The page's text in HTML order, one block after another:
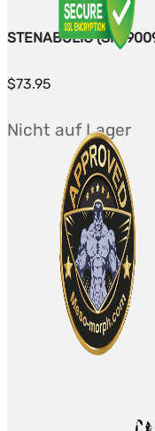
STENABOLIC (SR-
$73.95
Nicht auf Lager